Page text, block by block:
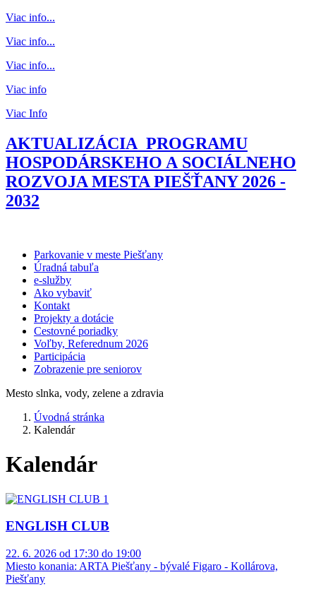
Viac info...
Viac info...
Viac info...
Viac info
Viac Info
AKTUALIZÁCIA PROGRAMU
HOSPODÁRSKEHO A SOCIÁLNEHO
ROZVOJA MESTA PIEŠŤANY 2026 -
2032
Parkovanie v meste Piešťany
Úradná tabuľa
e-služby
Ako vybaviť
Kontakt
Projekty a dotácie
Cestovné poriadky
Voľby, Referednum 2026
Participácia
Zobrazenie pre seniorov
Mesto slnka, vody, zelene a zdravia
Úvodná stránka
Kalendár
Kalendár
ENGLISH CLUB
22. 6. 2026 od 17:30 do 19:00
Miesto konania: ARTA Piešťany - bývalé Figaro - Kollárova,
Piešťany